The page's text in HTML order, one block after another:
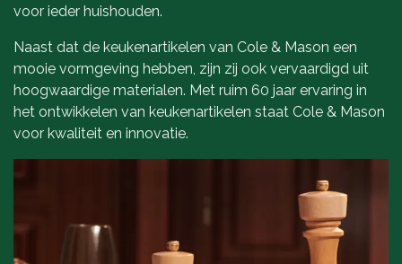
voor ieder huishouden.
Naast dat de keukenartikelen van Cole & Mason een
mooie vormgeving hebben, zijn zij ook vervaardigd uit
hoogwaardige materialen. Met ruim 60 jaar ervaring in
het ontwikkelen van keukenartikelen staat Cole & Mason
voor kwaliteit en innovatie.